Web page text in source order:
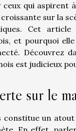
qui aspirent
sur la
Cet
et pourquoi
Découvrez
est judicieux
sur le
constitue un